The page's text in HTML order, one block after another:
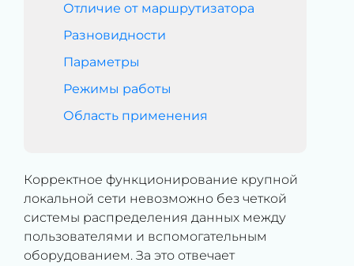
Отличие от маршрутизатора
Разновидности
Параметры
Режимы работы
Область применения
Корректное функционирование крупной
локальной сети невозможно без четкой
системы распределения данных между
пользователями и вспомогательным
оборудованием. За это отвечает